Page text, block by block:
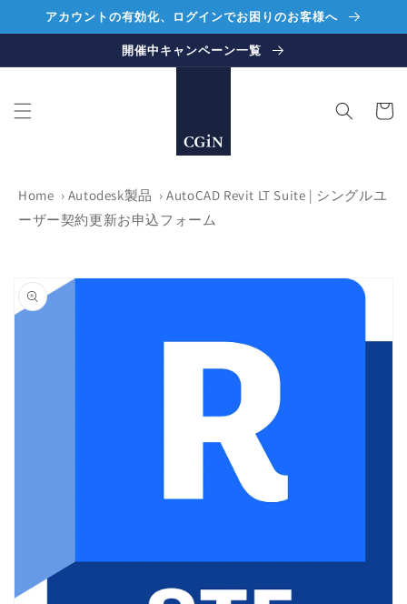
ンツに
進む
アカウントの有効化、ログインでお困りのお客様へ
開催中キャンペーン一覧
ー
Home › Autodesk製品 › AutoCAD Revit LT Suite | シングルユ
ーザー契約更新お申込フォーム
報にス
キップ